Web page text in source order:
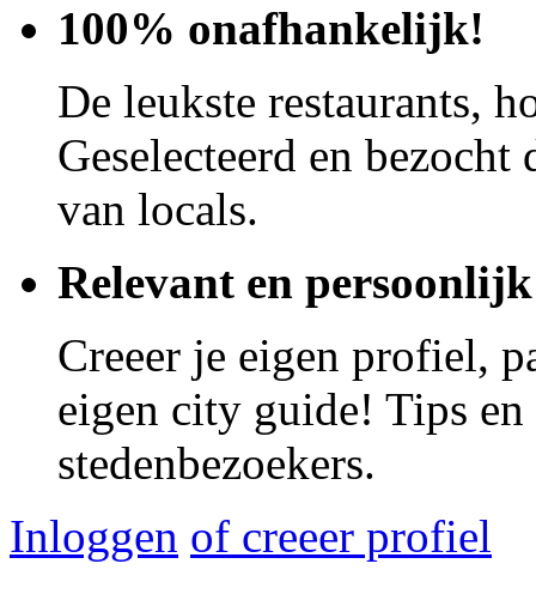
100% onafhankelijk!
De leukste restaurants,
Geselecteerd en
van locals.
Relevant en persoonlijk
Creeer je eigen profiel,
eigen city guide! Tips
stedenbezoekers.
Inloggen of creeer profiel